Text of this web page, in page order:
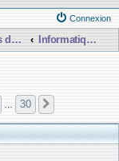
Connexion
Les Forums de Discussions
Informatique, Consoles Numériques et MAO
30